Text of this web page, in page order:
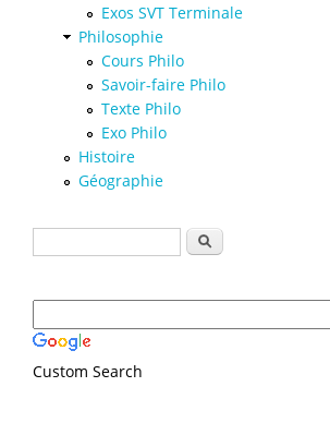
Exos SVT Terminale
Philosophie
Cours Philo
Savoir-faire Philo
Texte Philo
Exo Philo
Histoire
Géographie
Formulaire de recherche
Rechercher
Custom Search